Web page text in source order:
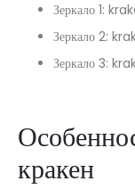
Зеркало 1:
Зеркало 2:
Зеркало 3:
кракен